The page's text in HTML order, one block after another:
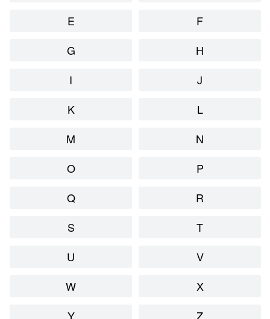
E
F
G
H
I
J
K
L
M
N
O
P
Q
R
S
T
U
V
W
X
Y
Z